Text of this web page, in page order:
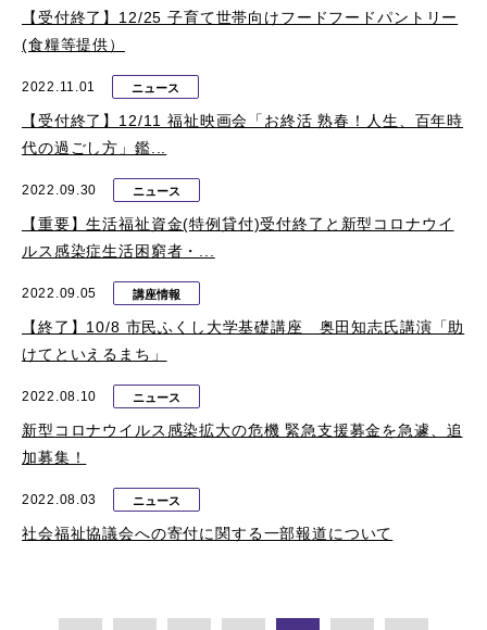
【受付終了】12/25 子育て世帯向けフードフードパントリー
(食糧等提供）
2022.11.01 ニュース
【受付終了】12/11 福祉映画会「お終活 熟春！人生、百年時
代の過ごし方」鑑...
2022.09.30 ニュース
【重要】生活福祉資金(特例貸付)受付終了と新型コロナウイ
ルス感染症生活困窮者・...
2022.09.05 講座情報
【終了】10/8 市民ふくし大学基礎講座 奥田知志氏講演「助
けてといえるまち」
2022.08.10 ニュース
新型コロナウイルス感染拡大の危機 緊急支援募金を急遽、追
加募集！
2022.08.03 ニュース
社会福祉協議会への寄付に関する一部報道について